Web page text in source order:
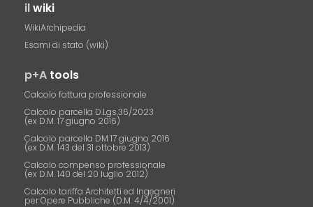
ilwiki
WikiArchipedia
Esami di stato (wiki)
p+A tools
Calcolo fattura professionale
Calcolo parcella D.Lgs.36/2023
(ex D.M. 17 giugno 2016)
Calcolo parcella DM 17 giugno 2016
(ex D.M. 143 del 31 ottobre 2013)
Calcolo compenso professionale
(ex D.M. 140 del 20 luglio 2012)
Calcolo tariffa Architetti ed Ingegneri
per Opere Pubbliche (D.M. 4/4/2001)